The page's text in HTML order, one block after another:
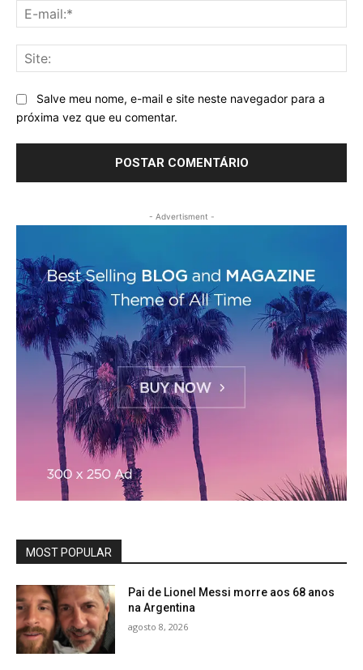
Salve meu nome, e-mail e site neste navegador para a
próxima vez que eu comentar.
- Advertisment -
MOST POPULAR
Pai de Lionel Messi morre aos 68 anos
na Argentina
agosto 8, 2026